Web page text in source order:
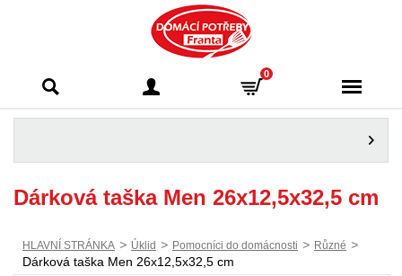
Franta - Příbram
0
Dárková taška Men 26x12,5x32,5 cm
HLAVNÍ STRÁNKA > Úklid > Pomocníci do domácnosti > Různé >
Dárková taška Men 26x12,5x32,5 cm